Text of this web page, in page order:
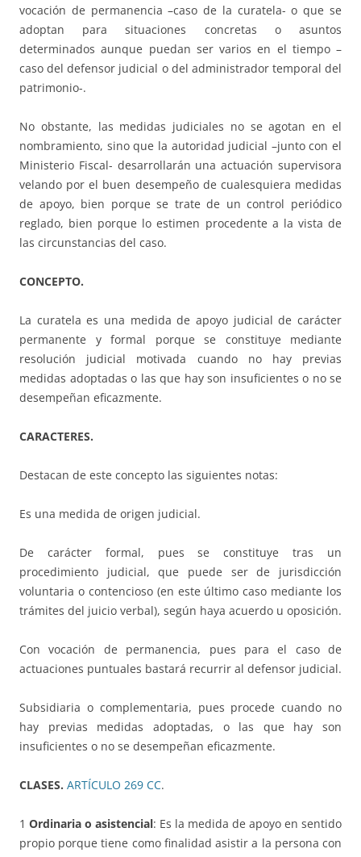
vocación de permanencia –caso de la curatela- o que se
adoptan para situaciones concretas o asuntos
determinados aunque puedan ser varios en el tiempo –
caso del defensor judicial o del administrador temporal del
patrimonio-.
No obstante, las medidas judiciales no se agotan en el
nombramiento, sino que la autoridad judicial –junto con el
Ministerio Fiscal- desarrollarán una actuación supervisora
velando por el buen desempeño de cualesquiera medidas
de apoyo, bien porque se trate de un control periódico
reglado, bien porque lo estimen procedente a la vista de
las circunstancias del caso.
CONCEPTO.
La curatela es una medida de apoyo judicial de carácter
permanente y formal porque se constituye mediante
resolución judicial motivada cuando no hay previas
medidas adoptadas o las que hay son insuficientes o no se
desempeñan eficazmente.
CARACTERES.
Destacan de este concepto las siguientes notas:
Es una medida de origen judicial.
De carácter formal, pues se constituye tras un
procedimiento judicial, que puede ser de jurisdicción
voluntaria o contencioso (en este último caso mediante los
trámites del juicio verbal), según haya acuerdo u oposición.
Con vocación de permanencia, pues para el caso de
actuaciones puntuales bastará recurrir al defensor judicial.
Subsidiaria o complementaria, pues procede cuando no
hay previas medidas adoptadas, o las que hay son
insuficientes o no se desempeñan eficazmente.
CLASES. ARTÍCULO 269 CC.
1 Ordinaria o asistencial: Es la medida de apoyo en sentido
propio porque tiene como finalidad asistir a la persona con